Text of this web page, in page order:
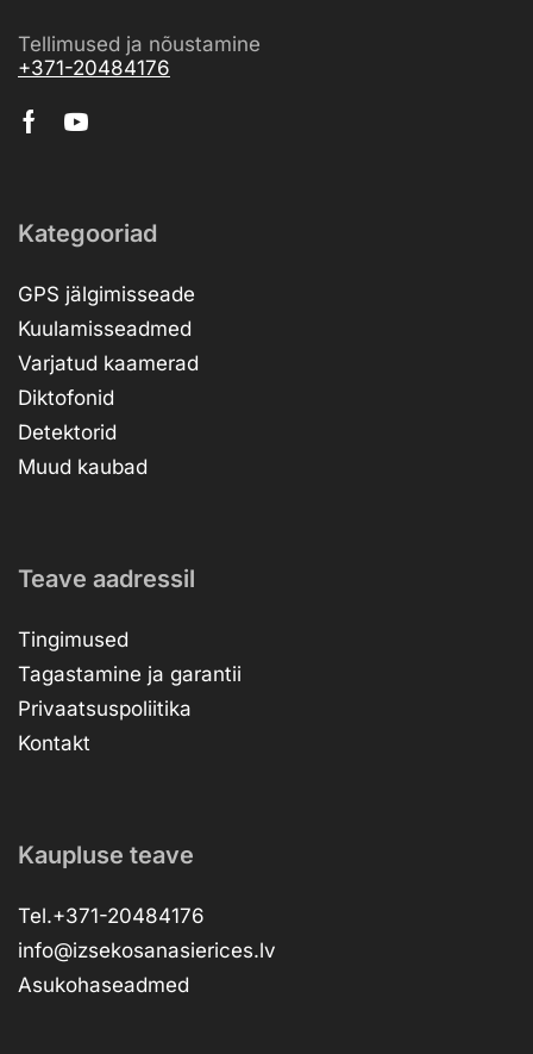
Tellimused ja nõustamine
+371-20484176
Kategooriad
GPS jälgimisseade
Kuulamisseadmed
Varjatud kaamerad
Diktofonid
Detektorid
Muud kaubad
Teave aadressil
Tingimused
Tagastamine ja garantii
Privaatsuspoliitika
Kontakt
Kaupluse teave
Tel.+371-20484176
info@izsekosanasierices.lv
Asukohaseadmed